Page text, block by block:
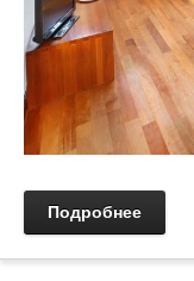
Подробнее